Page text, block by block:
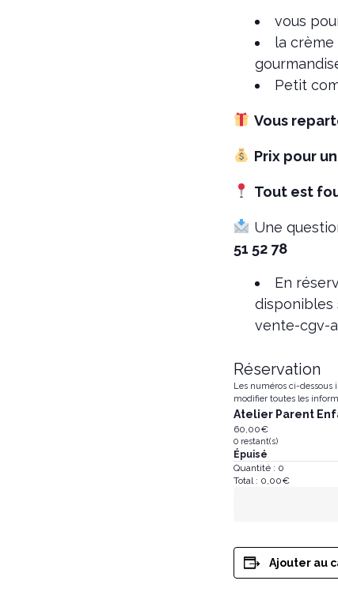
vous
la
Petit
Vous
Prix pour
Tout est
Une
51 52 78
En
disponibles
vente-cgv-
Réservation
Les numéros ci-
modifier toutes les
Atelier Parent
60,00€
0 restant(s)
Épuisé
Quantité : 0
Total : 0,00€
Ajouter au